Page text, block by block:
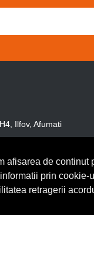
Ilfov, Afumati
afisarea de
prin
retragerii